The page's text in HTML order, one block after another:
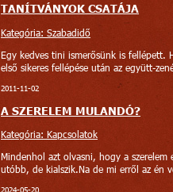
TANÍTVÁNYOK CSATÁJA
Kategória: Szabadidő
Egy kedves tini ismerősünk is fellépett.
első sikeres fellépése után az együtt-
2011-11-02
A SZERELEM MULANDÓ?
Kategória: Kapcsolatok
Mindenhol azt olvasni, hogy a
utóbb, de kialszik.Na de mi erről az én
2024-05-20